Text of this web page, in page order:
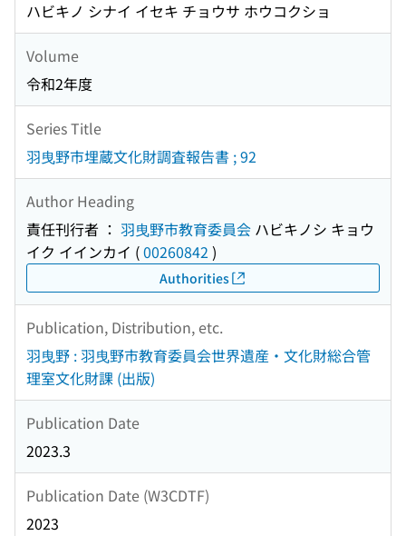
ハビキノ シナイ イセキ チョウサ ホウコクショ
Volume
令和2年度
Series Title
羽曳野市埋蔵文化財調査報告書 ; 92
Author Heading
責任刊行者 ： 羽曳野市教育委員会 ハビキノシ キョウ
イク イインカイ (00260842 )
Authorities
Publication, Distribution, etc.
羽曳野 : 羽曳野市教育委員会世界遺産・文化財総合管
理室文化財課 (出版)
Publication Date
2023.3
Publication Date (W3CDTF)
2023